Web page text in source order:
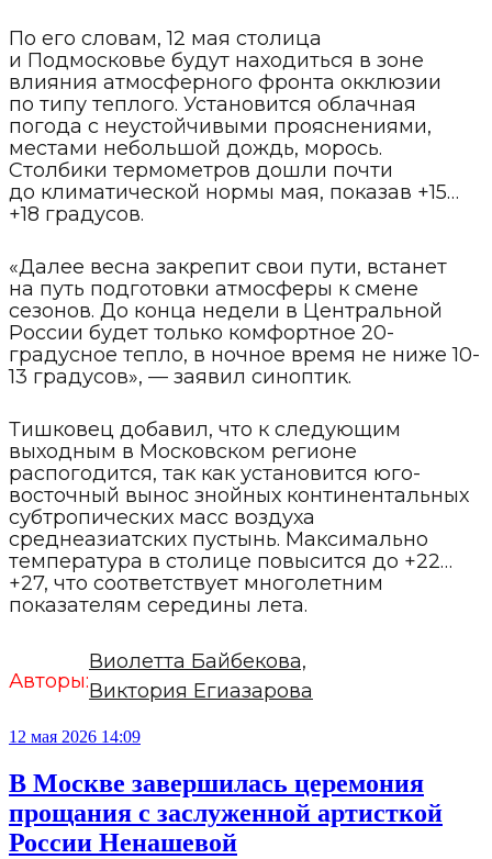
По его словам, 12 мая столица
и Подмосковье будут находиться в зоне
влияния атмосферного фронта окклюзии
по типу теплого. Установится облачная
погода с неустойчивыми прояснениями,
местами небольшой дождь, морось.
Столбики термометров дошли почти
до климатической нормы мая, показав +15…
+18 градусов.
«Далее весна закрепит свои пути, встанет
на путь подготовки атмосферы к смене
сезонов. До конца недели в Центральной
России будет только комфортное 20-
градусное тепло, в ночное время не ниже 10-
13 градусов», — заявил синоптик.
Тишковец добавил, что к следующим
выходным в Московском регионе
распогодится, так как установится юго-
восточный вынос знойных континентальных
субтропических масс воздуха
среднеазиатских пустынь. Максимально
температура в столице повысится до +22…
+27, что соответствует многолетним
показателям середины лета.
Авторы:
Виолетта Байбекова,
Виктория Егиазарова
12 мая 2026 14:09
В Москве завершилась церемония
прощания с заслуженной артисткой
России Ненашевой